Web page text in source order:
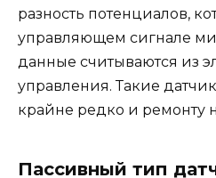
разность потенциалов,
управляющем сигнале
данные считываются из
управления. Такие
крайне редко и ремонту
Пассивный тип